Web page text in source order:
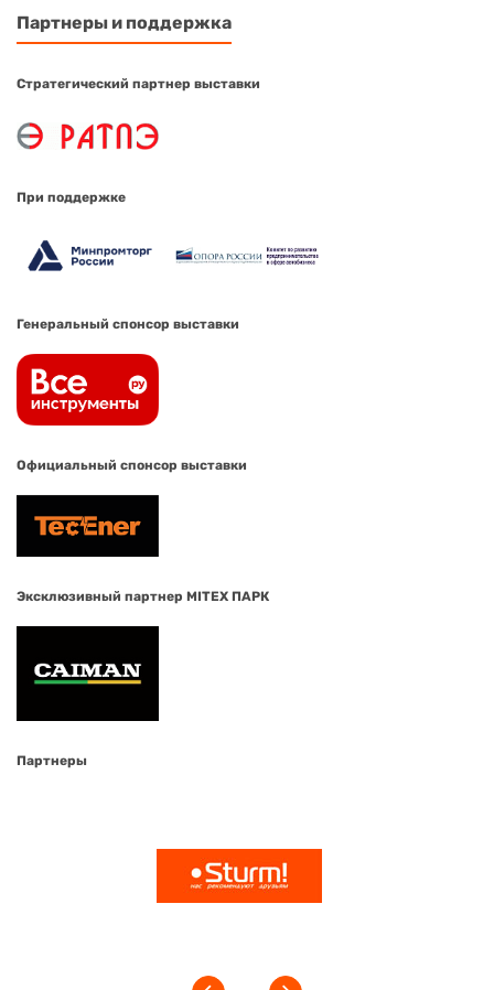
Партнеры и поддержка
Стратегический партнер выставки
При поддержке
Генеральный спонсор выставки
Официальный спонсор выставки
Эксклюзивный партнер MITEX ПАРК
Партнеры